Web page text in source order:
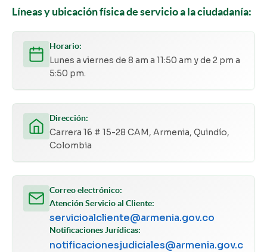
Líneas y ubicación física de servicio a la ciudadanía:
Horario:
Lunes a viernes de 8 am a 11:50 am y de 2 pm a
5:50 pm.
Dirección:
Carrera 16 # 15-28 CAM, Armenia, Quindío,
Colombia
Correo electrónico:
Atención Servicio al Cliente:
servicioalcliente@armenia.gov.co
Notificaciones Jurídicas:
notificacionesjudiciales@armenia.gov.c